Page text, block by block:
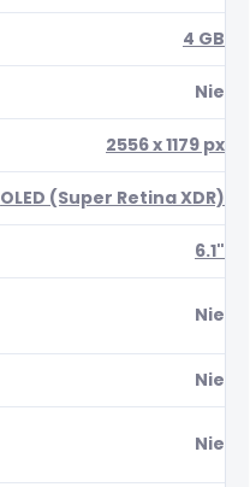
4 GB
Nie
2556 x 1179 px
OLED (Super Retina XDR)
6.1"
Nie
Nie
Nie